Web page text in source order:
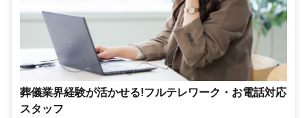
葬儀業界経験が活かせる!フルテレワーク・お電話対応
スタッフ